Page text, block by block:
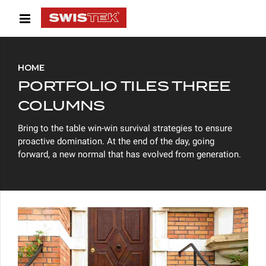
HOME
PORTFOLIO TILES THREE
COLUMNS
Bring to the table win-win survival strategies to ensure
proactive domination. At the end of the day, going
forward, a new normal that has evolved from generation.